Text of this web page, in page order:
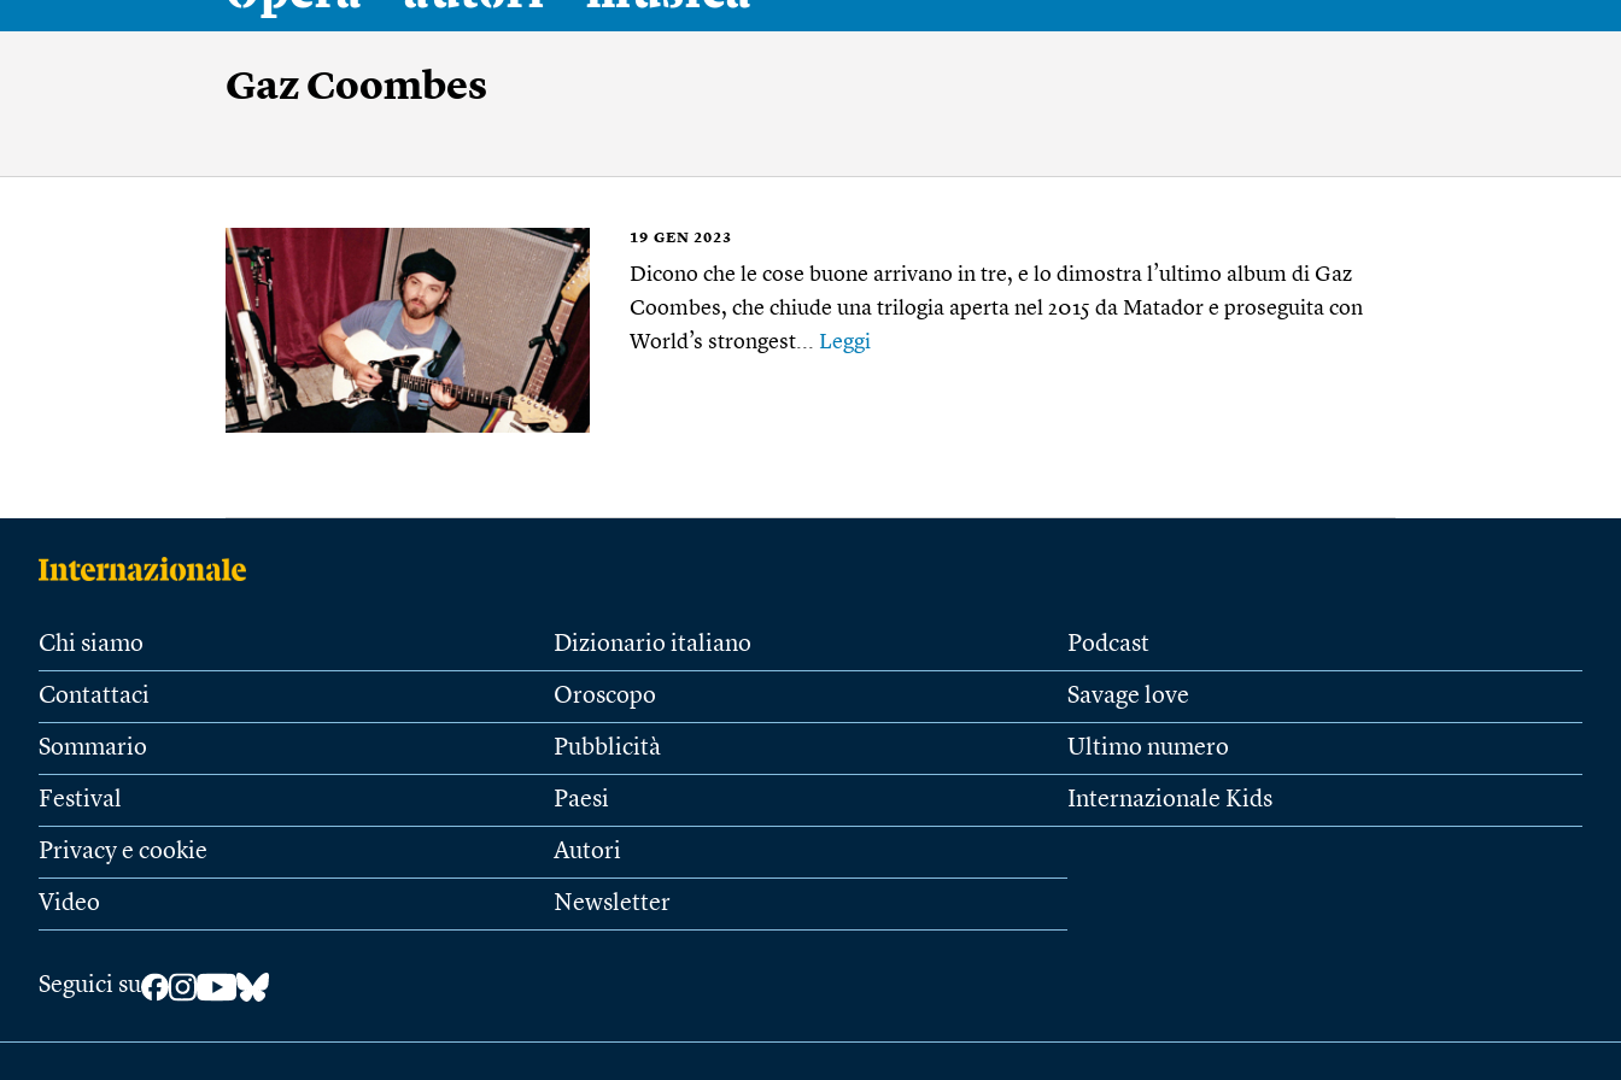
Gaz Coombes
19 GEN 2023
Dicono che le cose buone arrivano in tre, e lo dimostra l’ultimo album di Gaz
Coombes, che chiude una trilogia aperta nel 2015 da Matador e proseguita con
World’s strongest... Leggi
Chi siamo
Contattaci
Sommario
Festival
Privacy e cookie
Video
Dizionario italiano
Oroscopo
Pubblicità
Paesi
Autori
Newsletter
Podcast
Savage love
Ultimo numero
Internazionale Kids
Seguici su